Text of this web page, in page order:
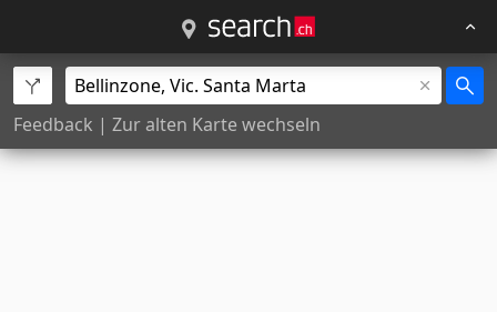
Feedback | Zur alten Karte wechseln